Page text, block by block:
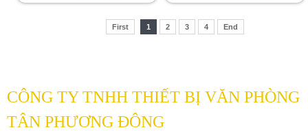
First 1 2 3 4 End
CÔNG TY TNHH THIẾT BỊ VĂN PHÒNG
TÂN PHƯƠNG ĐÔNG